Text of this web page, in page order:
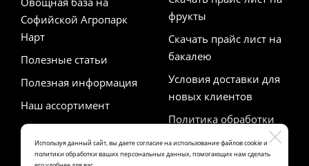
Используя данный сайт, вы даете согласие на использование файлов cookie и
политики обработки ваших персональных данных, помогающих нам сделать
Софийской Агропарк
Нарт
Полезные статьи
Полезная информация
Наш ассортимент
фрукты
Скачать прайс лист на
бакалею
Условия доставки для
новых клиентов
Политика обработки
персональных данных